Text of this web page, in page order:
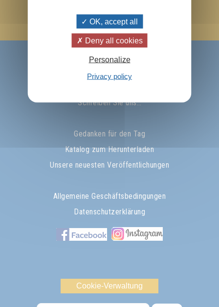
Über Prosveta
Omraam Mikhaël Aïvanhov
Schreiben Sie uns…
Gedanken für den Tag
Katalog zum Herunterladen
Unsere neuesten Veröffentlichungen
Allgemeine Geschäftsbedingungen
Datenschutzerklärung
Cookie-Verwaltung
OK, accept all
Deny all cookies
Personalize
Privacy policy